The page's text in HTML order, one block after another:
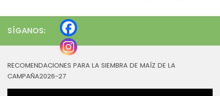
SÍGANOS:
RECOMENDACIONES PARA LA SIEMBRA DE MAÍZ DE LA
CAMPAÑA2026-27